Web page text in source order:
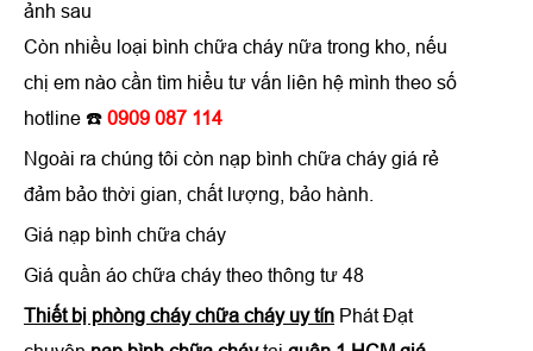
ảnh sau
Còn nhiều loại bình chữa cháy nữa trong kho, nếu
chị em nào cần tìm hiểu tư vấn liên hệ mình theo số
hotline ☎️ 0909 087 114
Ngoài ra chúng tôi còn nạp bình chữa cháy giá rẻ
đảm bảo thời gian, chất lượng, bảo hành.
Giá nạp bình chữa cháy
Giá quần áo chữa cháy theo thông tư 48
Thiết bị phòng cháy chữa cháy uy tín Phát Đạt